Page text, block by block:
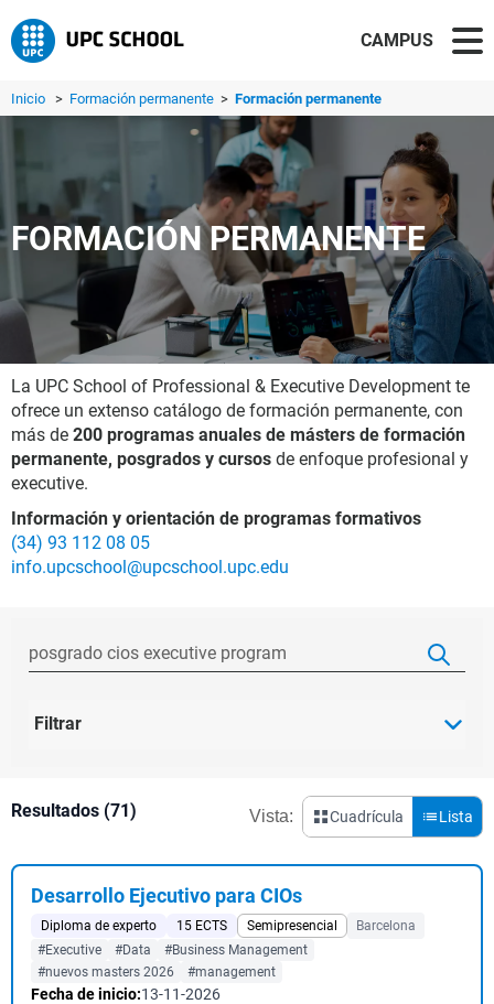
CAMPUS
Inicio > Formación permanente > Formación permanente
FORMACIÓN PERMANENTE
La UPC School of Professional & Executive Development te
ofrece un extenso catálogo de formación permanente, con
más de 200 programas anuales de másters de formación
permanente, posgrados y cursos de enfoque profesional y
executive.
Información y orientación de programas formativos
(34) 93 112 08 05
info.upcschool@upcschool.upc.edu
Filtrar
Resultados (71) Vista: Cuadrícula Lista
Desarrollo Ejecutivo para CIOs
Diploma de experto 15 ECTS Semipresencial
Barcelona
#Executive
#Data
#Business Management
#nuevos masters 2026
#management
Fecha de inicio:13-11-2026